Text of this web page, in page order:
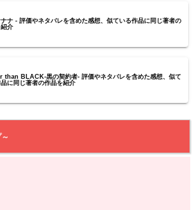
ナ - 評価やネタバレを含めた感想、似ている作品に同じ著者の
介
than BLACK-黒の契約者- 評価やネタバレを含めた感想、似て
に同じ著者の作品を紹介